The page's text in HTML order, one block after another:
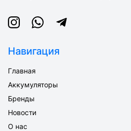
InstagramWhatsappTelegram
Навигация
Главная
Аккумуляторы
Бренды
Новости
О нас